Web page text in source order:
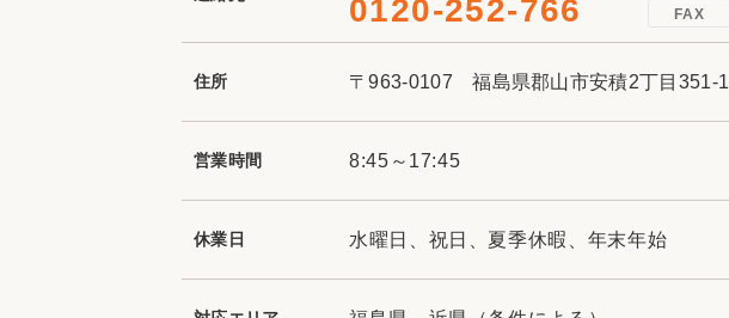
0120-252-766 FAX
住所 〒963-0107 福島県郡山市安積2丁目351-1
営業時間 8:45～17:45
休業日 水曜日、祝日、夏季休暇、年末年始